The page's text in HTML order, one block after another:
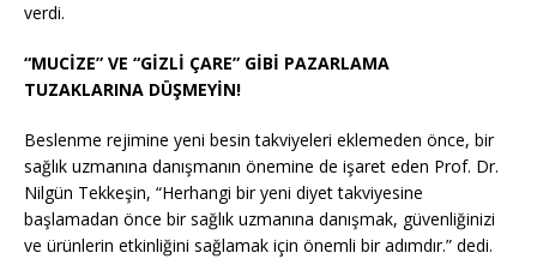
verdi.
“MUCİZE” VE “GİZLİ ÇARE” GİBİ PAZARLAMA
TUZAKLARINA DÜŞMEYİN!
Beslenme rejimine yeni besin takviyeleri eklemeden önce, bir
sağlık uzmanına danışmanın önemine de işaret eden Prof. Dr.
Nilgün Tekkeşin, “Herhangi bir yeni diyet takviyesine
başlamadan önce bir sağlık uzmanına danışmak, güvenliğinizi
ve ürünlerin etkinliğini sağlamak için önemli bir adımdır.” dedi.